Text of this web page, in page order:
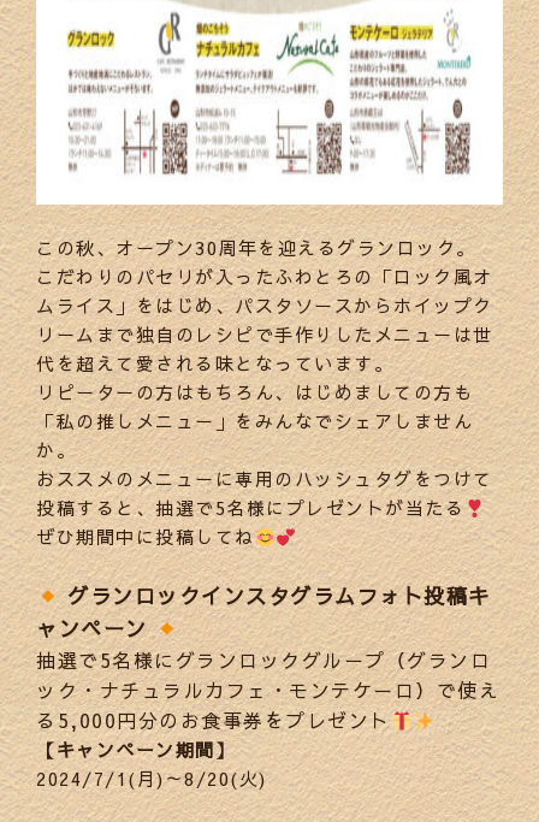
この秋、オープン30周年を迎えるグランロック。
こだわりのパセリが入ったふわとろの「ロック風オ
ムライス」をはじめ、パスタソースからホイップク
リームまで独自のレシピで手作りしたメニューは世
代を超えて愛される味となっています。
リピーターの方はもちろん、はじめましての方も
「私の推しメニュー」をみんなでシェアしません
か。
おススメのメニューに専用のハッシュタグをつけて
投稿すると、抽選で5名様にプレゼントが当たる
ぜひ期間中に投稿してね
グランロックインスタグラムフォト投稿キ
ャンペーン
抽選で5名様にグランロックグループ（グランロ
ック・ナチュラルカフェ・モンテケーロ）で使え
る5,000円分のお食事券をプレゼント
【キャンペーン期間】
2024/7/1(月)～8/20(火)